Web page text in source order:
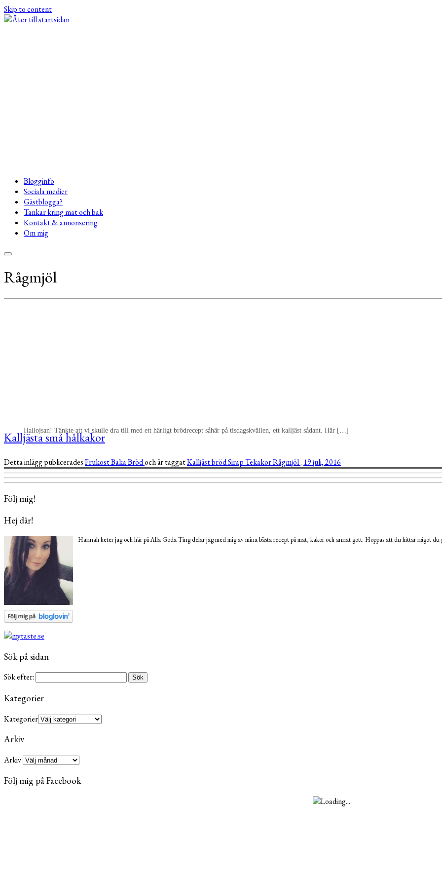
Skip to content
Blogginfo
Sociala medier
Gästblogga?
Tankar kring mat och bak
Kontakt & annonsering
Om mig
Rågmjöl
Hallojsan! Tänkte att vi skulle dra till med ett härligt brödrecept såhär på tisdagskvällen, ett kalljäst sådant. Här […]
Kalljästa små hålkakor
Detta inlägg publiceradesFrukostBakaBrödoch är taggatKalljäst brödSirapTekakorRågmjöl. 19 juli, 2016
Följ mig!
Hej där!
Hannah heter jag och här på Alla Goda Ting delar jag med mig av mina bästa recept på mat, kakor och annat gott. Hoppas att du hittar något du
Sök på sidan
Sök efter:
Kategorier
Kategorier
Arkiv
Arkiv
Följ mig på Facebook